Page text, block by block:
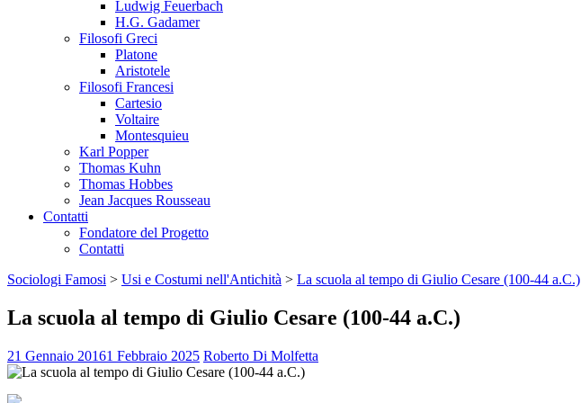
Ludwig Feuerbach
H.G. Gadamer
Filosofi Greci
Platone
Aristotele
Filosofi Francesi
Cartesio
Voltaire
Montesquieu
Karl Popper
Thomas Kuhn
Thomas Hobbes
Jean Jacques Rousseau
Contatti
Fondatore del Progetto
Contatti
Sociologi Famosi > Usi e Costumi nell'Antichità > La scuola al tempo di Giulio Cesare (100-44 a.C.)
La scuola al tempo di Giulio Cesare (100-44 a.C.)
21 Gennaio 20161 Febbraio 2025 Roberto Di Molfetta